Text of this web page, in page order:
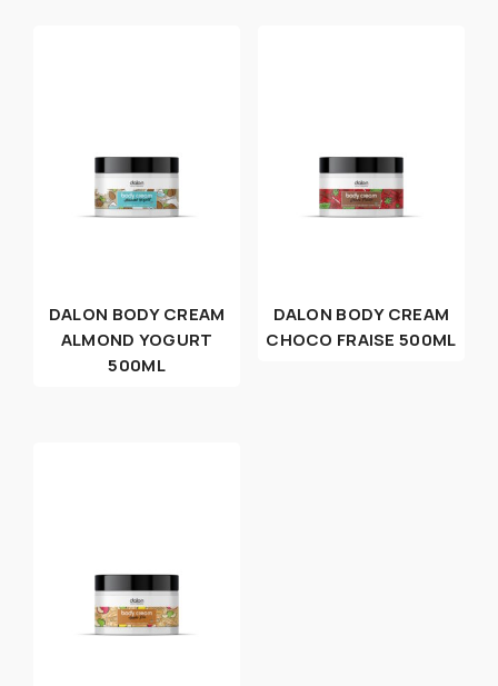
DALON BODY CREAM
ALMOND YOGURT
500ML
DALON BODY CREAM
CHOCO FRAISE 500ML